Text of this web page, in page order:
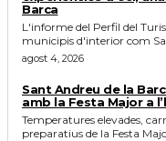
Barca
L'informe del Perfil del
municipis d'interior com
agost 4, 2026
Sant Andreu de la
amb la Festa Major a
Temperatures elevades,
preparatius de la Festa